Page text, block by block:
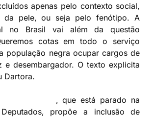
apenas pelo contexto social,
da pele, ou seja pelo fenótipo. A
no Brasil vai além da questão
cotas em todo o serviço
população negra ocupar cargos de
e desembargador. O texto explicita
Dartora.
1958/2021 , que está parado na
propõe a inclusão de